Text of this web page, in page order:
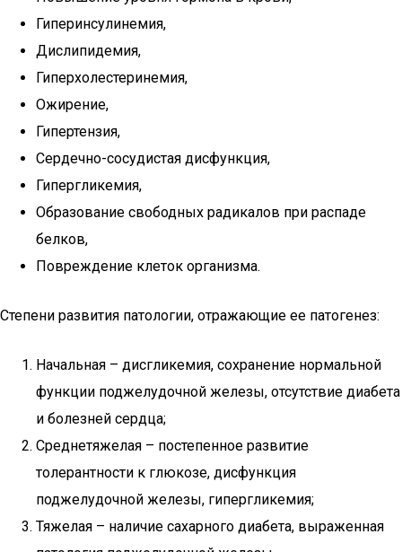
Гиперинсулинемия,
Дислипидемия,
Гиперхолестеринемия,
Ожирение,
Гипертензия,
Сердечно-сосудистая дисфункция,
Гипергликемия,
Образование свободных радикалов при распаде
белков,
Повреждение клеток организма.
Степени развития патологии, отражающие ее патогенез:
Начальная – дисгликемия, сохранение нормальной
функции поджелудочной железы, отсутствие диабета
и болезней сердца;
Среднетяжелая – постепенное развитие
толерантности к глюкозе, дисфункция
поджелудочной железы, гипергликемия;
Тяжелая – наличие сахарного диабета, выраженная